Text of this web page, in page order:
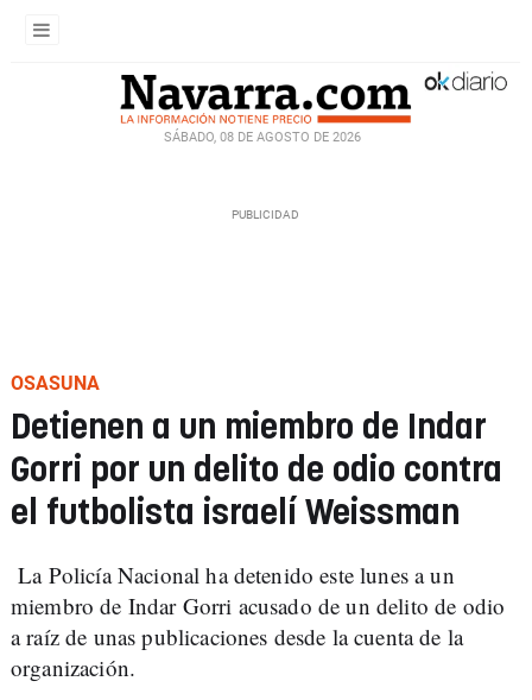
SÁBADO, 08 DE AGOSTO DE 2026
OSASUNA
Detienen a un miembro de Indar
Gorri por un delito de odio contra
el futbolista israelí Weissman
La Policía Nacional ha detenido este lunes a un
miembro de Indar Gorri acusado de un delito de odio
a raíz de unas publicaciones desde la cuenta de la
organización.